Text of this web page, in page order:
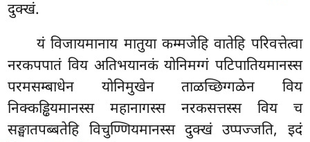
दुक्खं.
यं विजायमानाय मातुया कम्मजेहि वातेहि परिवत्तेत्वा
नरकपपातं विय अतिभयानकं योनिमग्गं पटिपातियमानस्स
परमसम्बाधेन योनिमुखेन ताळच्छिग्गळेन विय
निक्कड्ढियमानस्स महानागस्स नरकसत्तस्स विय च
सङ्घातपब्बतेहि विचुण्णियमानस्स दुक्खं उप्पज्जति, इदं